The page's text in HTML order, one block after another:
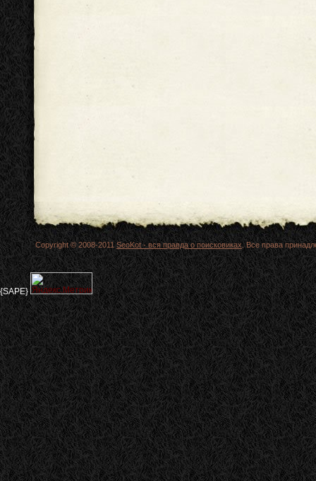
Copyright © 2008-2011SeoKot - вся правда о поисковиках. Все права
{SAPE}